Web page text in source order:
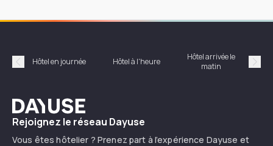
Précédent
Hôtel en journée Hôtel à l'heure
Hôtel arrivée le
matin
Dayuse
Rejoignez le réseau Dayuse
Vous êtes hôtelier ? Prenez part à l’expérience Dayuse et